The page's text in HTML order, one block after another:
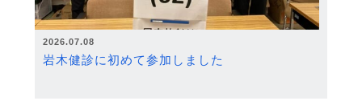
2026.07.08
岩木健診に初めて参加しました